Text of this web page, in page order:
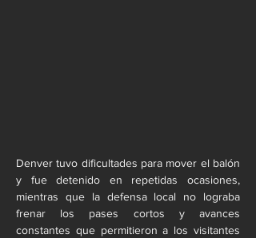
Denver tuvo dificultades para mover el balón
y fue detenido en repetidas ocasiones,
mientras que la defensa local no lograba
frenar los pases cortos y avances
constantes que permitieron a los visitantes